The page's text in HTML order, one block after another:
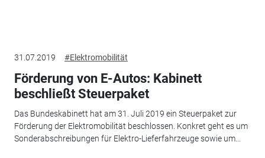
31.07.2019 #Elektromobilität
Förderung von E-Autos: Kabinett
beschließt Steuerpaket
Das Bundeskabinett hat am 31. Juli 2019 ein Steuerpaket zur
Förderung der Elektromobilität beschlossen. Konkret geht es um
Sonderabschreibungen für Elektro-Lieferfahrzeuge sowie um...